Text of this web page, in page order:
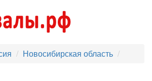
Новосибирская область